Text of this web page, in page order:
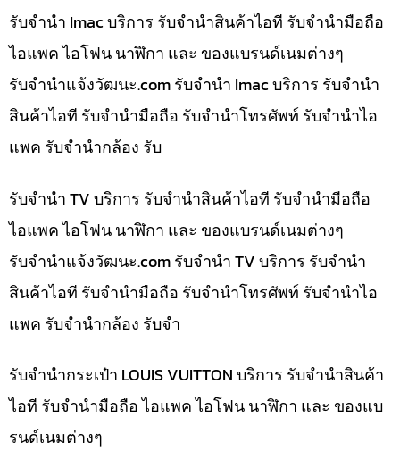
รับจำนำ Imac บริการ รับจำนำสินค้าไอที รับจำนำมือถือ
ไอแพค ไอโฟน นาฬิกา และ ของแบรนด์เนมต่างๆ
รับจํานําแจ้งวัฒนะ.com รับจำนำ Imac บริการ รับจำนำ
สินค้าไอที รับจำนำมือถือ รับจำนำโทรศัพท์ รับจำนำไอ
แพค รับจำนำกล้อง รับ
รับจำนำ TV บริการ รับจำนำสินค้าไอที รับจำนำมือถือ
ไอแพค ไอโฟน นาฬิกา และ ของแบรนด์เนมต่างๆ
รับจํานําแจ้งวัฒนะ.com รับจำนำ TV บริการ รับจำนำ
สินค้าไอที รับจำนำมือถือ รับจำนำโทรศัพท์ รับจำนำไอ
แพค รับจำนำกล้อง รับจำ
รับจำนำกระเป๋า LOUIS VUITTON บริการ รับจำนำสินค้า
ไอที รับจำนำมือถือ ไอแพค ไอโฟน นาฬิกา และ ของแบ
รนด์เนมต่างๆ